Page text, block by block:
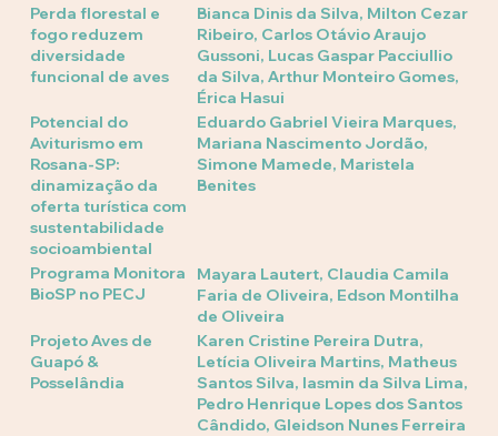
Perda florestal e
fogo reduzem
diversidade
funcional de aves
Bianca Dinis da Silva, Milton Cezar
Ribeiro, Carlos Otávio Araujo
Gussoni, Lucas Gaspar Pacciullio
da Silva, Arthur Monteiro Gomes,
Érica Hasui
Potencial do
Aviturismo em
Rosana-SP:
dinamização da
oferta turística com
sustentabilidade
socioambiental
Eduardo Gabriel Vieira Marques,
Mariana Nascimento Jordão,
Simone Mamede, Maristela
Benites
Programa Monitora
BioSP no PECJ
Mayara Lautert, Claudia Camila
Faria de Oliveira, Edson Montilha
de Oliveira
Projeto Aves de
Guapó &
Posselândia
Karen Cristine Pereira Dutra,
Letícia Oliveira Martins, Matheus
Santos Silva, Iasmin da Silva Lima,
Pedro Henrique Lopes dos Santos
Cândido, Gleidson Nunes Ferreira